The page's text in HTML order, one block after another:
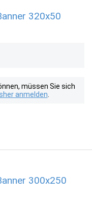
320x50
müssen Sie sich
anmelden
300x250